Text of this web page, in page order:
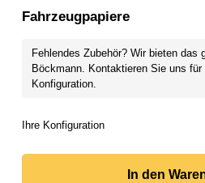
Fahrzeugpapiere
Fehlendes Zubehör? Wir bieten das
Böckmann. Kontaktieren Sie uns
Konfiguration.
In den